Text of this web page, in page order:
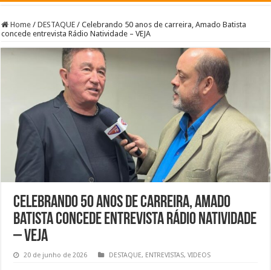
Home / DESTAQUE / Celebrando 50 anos de carreira, Amado Batista
concede entrevista Rádio Natividade – VEJA
Celebrando 50 anos de carreira, Amado
Batista concede entrevista Rádio Natividade
– VEJA
20 de junho de 2026 DESTAQUE, ENTREVISTAS,VIDEOS